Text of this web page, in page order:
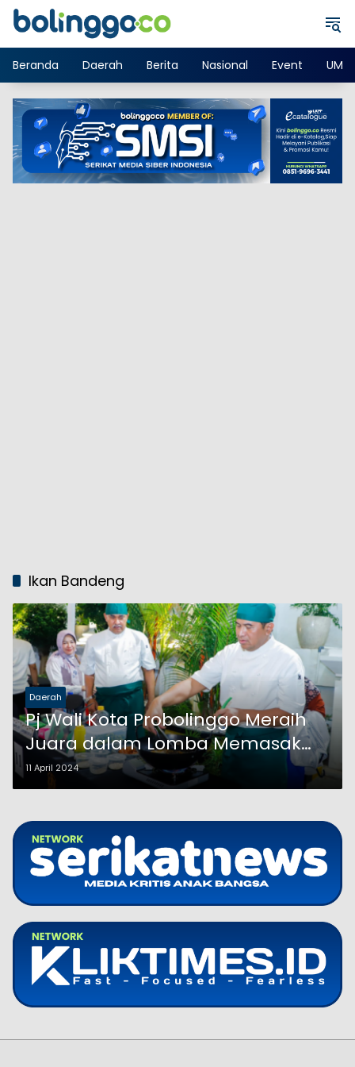
Langsung
Beranda
Daerah Berita Nasional Event
Ikan Bandeng
Daerah
Pj Wali Kota Probolinggo Meraih
Juara dalam Lomba Memasak
Ikan Bandeng
11 April 2024